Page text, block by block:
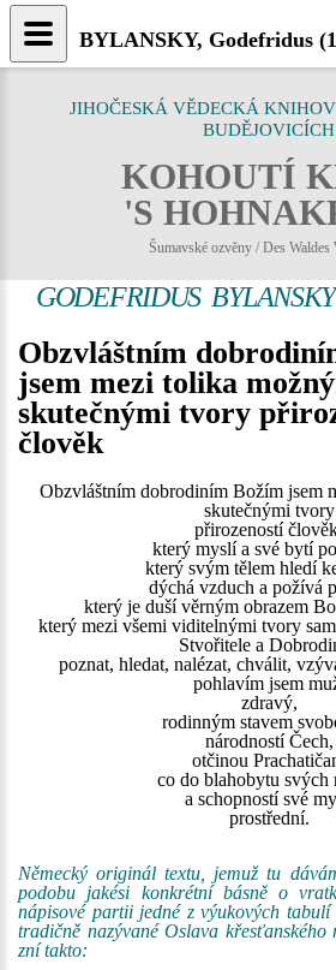
JIHOČESKÁ VĚDECKÁ
BUDĚJOVICÍCH
KOHOUTÍ
'S
Šumavské ozvěny / Des Waldes
GODEFRIDUS BYLANSKY
Obzvláštním
jsem mezi tolika
skutečnými tvory
člověk
Obzvláštním dobrodiním Božím jsem
skutečnými tvory
přirozeností
který myslí a své bytí
který svým tělem hledí
dýchá vzduch a požívá
který je duší věrným obrazem
který mezi všemi viditelnými tvory
Stvořitele a
poznat, hledat, nalézat, chválit,
pohlavím jsem
zdravý,
rodinným stavem
národností Čech,
otčinou
co do blahobytu svých
a schopností své
prostřední.
Německý originál textu, jemuž tu
podobu jakési konkrétní básně o
nápisové partii jedné z výukových tabulí
tradičně nazývané Oslava křesťanského
zní takto:
BYLANSKY, Godefridus